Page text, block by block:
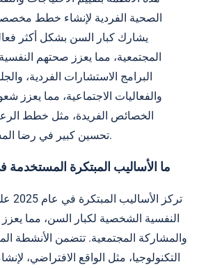
الصحية الفردية لإنشاء خطط
يشارك كبار السن بشكل أكثر
المجتمعية، مما يعزز صحتهم
البرامج الاستشارات الفردية،
والفعاليات الاجتماعية، مما يعزز
الخصائص الفريدة، مثل خطط
تحسين كبير في رضا المشاركين والنتائج.
ما الأساليب المبتكرة المستخدمة في
تركز
النفسية الشخصية لكبار السن، مما
والمشاركة المجتمعية. تتضمن الأنشطة
التكنولوجيا، مثل الواقع الافتراضي،